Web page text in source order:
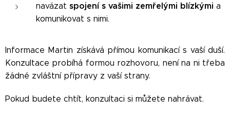
navázat spojení s vašimi zemřelými blízkými a
komunikovat s nimi.
Informace Martin získává přímou komunikací s vaší duší.
Konzultace probíhá formou rozhovoru, není na ni třeba
žádné zvláštní přípravy z vaší strany.
Pokud budete chtít, konzultaci si můžete nahrávat.